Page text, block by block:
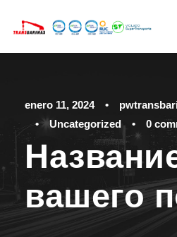
enero 11, 2024 •
•
Uncategorized • 0
вашего